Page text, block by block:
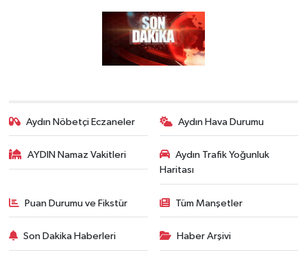
Aydın Nöbetçi Eczaneler Aydın Hava Durumu
AYDIN Namaz Vakitleri
Aydın Trafik Yoğunluk
Haritası
Puan Durumu ve Fikstür Tüm Manşetler
Son Dakika Haberleri Haber Arşivi